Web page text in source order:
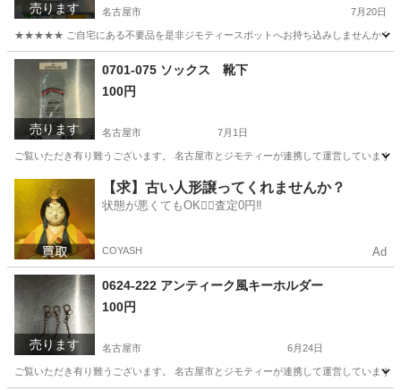
売ります 名古屋市 7月20日
★★★★★ ご自宅にある不要品を是非ジモティースポットへお持ち込みしませんか？
愛知 名古屋市
売ります
0701-075 ソックス 靴下
100円
名古屋市 7月1日
ご覧いただき有り難うございます。 名古屋市とジモティーが連携して運営してい
小物 リユース
【求】古い人形譲ってくれませんか？
状態が悪くてもOK🙆‍♀️査定0円‼️
COYASH Ad
売ります
0624-222 アンティーク風キーホルダー
100円
名古屋市 6月24日
ご覧いただき有り難うございます。 名古屋市とジモティーが連携して運営してい